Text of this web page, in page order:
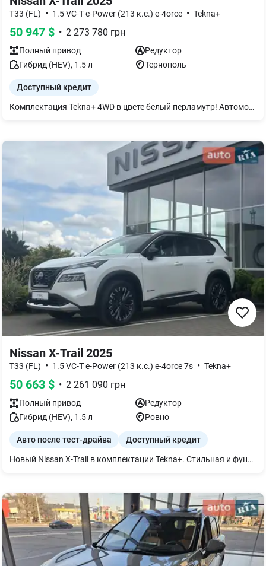
T33 (FL) • 1.5 VC-T e-Power (213 к.с.) e-4orce • Tekna+
50 947 $ • 2 273 780 грн
Полный привод
Редуктор
Гибрид (HEV), 1.5л Тернополь
Доступный кредит
Комплектация Tekna+ 4WD в цвете белый перламутр! Автомобиль в наличии!
Nissan X-Trail 2025
T33 (FL) • 1.5 VC-T e-Power (213 к.с.) e-4orce 7s • Tekna+
50 663 $ • 2 261 090 грн
Полный привод
Редуктор
Гибрид (HEV), 1.5л Ровно
Авто после тест-драйва Доступный кредит
Новый Nissan X-Trail в комплектации Tekna+. Стильная и функциональная версия кроссовера, разработанная для активного образа жизни. Версия, которая отличается высоким уровнем комфорта, современными технологиями и стильным дизайном. Просторный и эргономичный салон, трехзонный климат-контроль, подогрев сидений и руля создадут атмосферу уюта даже в самом долгом путешествии. Авто после тест-драйва, имеет пробег - 1000 км. Цена со скидкой 82 тыс. грн.! На автомобиль установлено дополнительное оборудование на сумму 52 350 грн: -Текстильные коврики; -Резиновые коврики; -Резиновый коврик в багажное отделение -Брызговики; -Металлическая защита двигателя; -Решетка защиты радиатора; -Сумка автомобилиста; -ЗИМНЯЯ РЕЗИНА! Напоминаем, что действуют: - программа TRADE-IN (обмен автомобиля); - выгодные условия кредитования и лизинга от 0,01%;